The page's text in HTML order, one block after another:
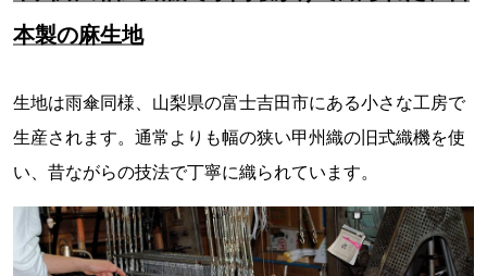
本製の麻生地
生地は雨傘同様、山梨県の富士吉田市にある小さな工房で
生産されます。通常よりも幅の狭い甲州織の旧式織機を使
い、昔ながらの技法で丁寧に織られています。